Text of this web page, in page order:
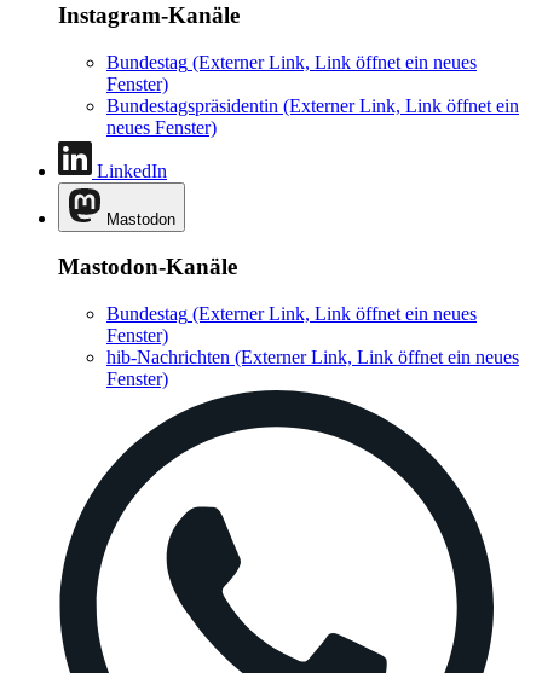
Instagram-Kanäle
Bundestag (Externer Link, Link öffnet ein neues
Fenster)
Bundestagspräsidentin (Externer Link, Link öffnet ein
neues Fenster)
LinkedIn
Mastodon
Mastodon-Kanäle
Bundestag (Externer Link, Link öffnet ein neues
Fenster)
hib-Nachrichten (Externer Link, Link öffnet ein neues
Fenster)